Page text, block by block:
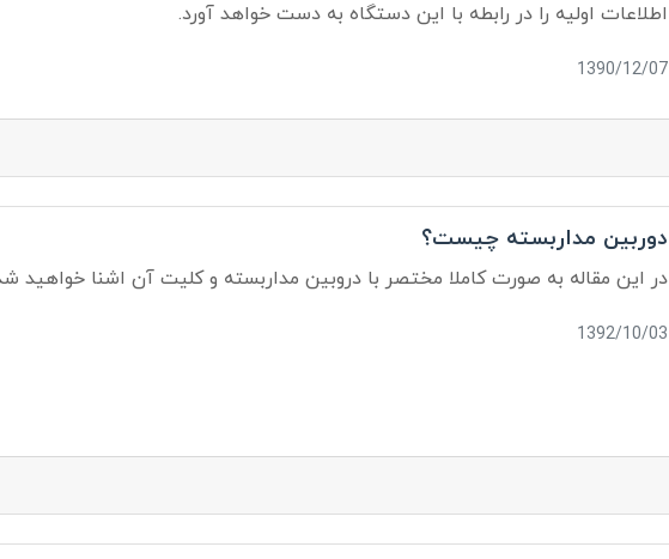
اطلاعات اولیه را در رابطه با این دستگاه به دست خواهد آورد.
1390/12/07
دوربین مداربسته چیست؟
در این مقاله به صورت کاملا مختصر با دروبین مداربسته و کلیت آن اشنا خواهید
1392/10/03